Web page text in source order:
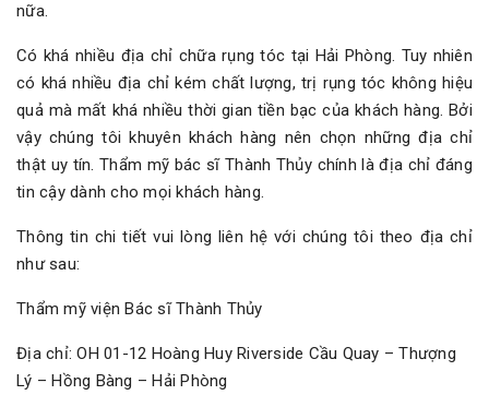
nữa.
Có khá nhiều địa chỉ chữa rụng tóc tại Hải Phòng. Tuy nhiên
có khá nhiều địa chỉ kém chất lượng, trị rụng tóc không hiệu
quả mà mất khá nhiều thời gian tiền bạc của khách hàng. Bởi
vậy chúng tôi khuyên khách hàng nên chọn những địa chỉ
thật uy tín. Thẩm mỹ bác sĩ Thành Thủy chính là địa chỉ đáng
tin cậy dành cho mọi khách hàng.
Thông tin chi tiết vui lòng liên hệ với chúng tôi theo địa chỉ
như sau:
Thẩm mỹ viện Bác sĩ Thành Thủy
Địa chỉ: OH 01-12 Hoàng Huy Riverside Cầu Quay – Thượng
Lý – Hồng Bàng – Hải Phòng